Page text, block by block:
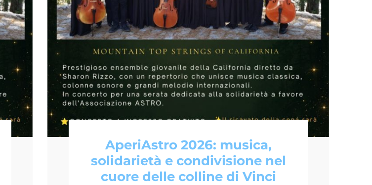
AperiAstro 2026: musica,
solidarietà e condivisione nel
cuore delle colline di Vinci